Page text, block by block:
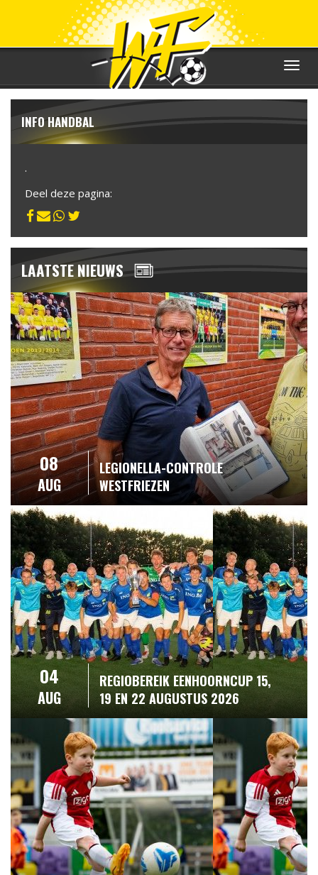
Toggle
INFO HANDBAL
.
Deel deze pagina:
LAATSTE NIEUWS
08
AUG
LEGIONELLA-CONTROLE
WESTFRIEZEN
04
AUG
REGIOBEREIK EENHOORNCUP 15,
19 EN 22 AUGUSTUS 2026